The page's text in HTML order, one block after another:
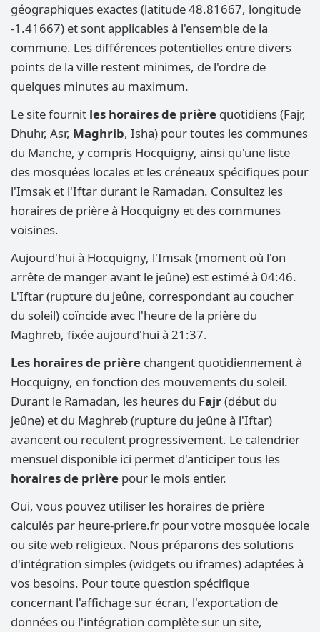
géographiques exactes (latitude 48.81667, longitude
-1.41667) et sont applicables à l'ensemble de la
commune. Les différences potentielles entre divers
points de la ville restent minimes, de l'ordre de
quelques minutes au maximum.
Le site fournit les horaires de prière quotidiens (Fajr,
Dhuhr, Asr, Maghrib, Isha) pour toutes les communes
du Manche, y compris Hocquigny, ainsi qu'une liste
des mosquées locales et les créneaux spécifiques pour
l'Imsak et l'Iftar durant le Ramadan. Consultez les
horaires de prière à Hocquigny et des communes
voisines.
Aujourd'hui à Hocquigny, l'Imsak (moment où l'on
arrête de manger avant le jeûne) est estimé à 04:46.
L'Iftar (rupture du jeûne, correspondant au coucher
du soleil) coïncide avec l'heure de la prière du
Maghreb, fixée aujourd'hui à 21:37.
Les horaires de prière changent quotidiennement à
Hocquigny, en fonction des mouvements du soleil.
Durant le Ramadan, les heures du Fajr(début du
jeûne) et du Maghreb (rupture du jeûne à l'Iftar)
avancent ou reculent progressivement. Le calendrier
mensuel disponible ici permet d'anticiper tous les
horaires de prière pour le mois entier.
Oui, vous pouvez utiliser les horaires de prière
calculés par heure-priere.fr pour votre mosquée locale
ou site web religieux. Nous préparons des solutions
d'intégration simples (widgets ou iframes) adaptées à
vos besoins. Pour toute question spécifique
concernant l'affichage sur écran, l'exportation de
données ou l'intégration complète sur un site,